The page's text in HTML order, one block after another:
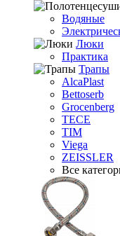
Водяные
Люки
Практика
Трапы
AlcaPlast
Bettoserb
Grocenberg
TECE
TIM
Viega
ZEISSLER
Все